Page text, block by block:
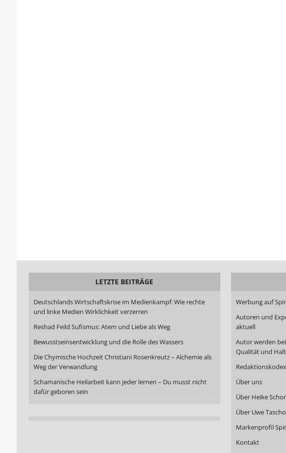
LETZTE BEITRÄGE
Deutschlands Wirtschaftskrise im Medienkampf: Wie rechte
und linke Medien Wirklichkeit verzerren
Reshad Feild Sufismus: Atem und Liebe als Weg
Bewusstseinsentwicklung und die Rolle des Wassers
Die Chymische Hochzeit Christiani Rosenkreutz – Alchemie als
Weg der Verwandlung
Schamanische Heilarbeit kann jeder lernen – Du musst nicht
dafür geboren sein
Werbung auf
Autoren und
aktuell
Autor werden
Qualität und
Über uns
Über Heike
Über Uwe
Markenprofil
Kontakt